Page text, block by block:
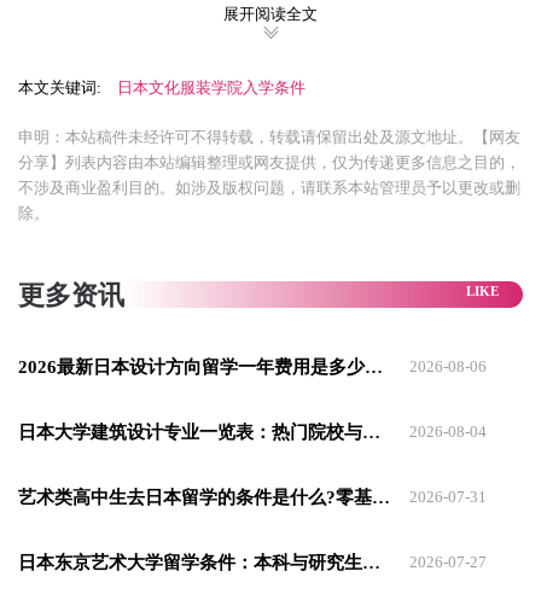
入学申请
1 作品集水平 2 语言成绩 3签证材料完成度 4面试结果
者。
(2)在国外受过12年学校教育或以上及3月31日前预定毕业者、或
认定者。
展开阅读全文
本文关键词: 日本文化服装学院入学条件
申明：本站稿件未经许可不得转载，转载请保留出处及源文地址。【网友
分享】列表内容由本站编辑整理或网友提供，仅为传递更多信息之目的，
不涉及商业盈利目的。如涉及版权问题，请联系本站管理员予以更改或删
除。
更多资讯
2026最新日本设计方向留学一年费用是多少钱 设计专业解析 2026-08-06
日本大学建筑设计专业一览表：热门院校与专业特色介绍 2026-08-04
艺术类高中生去日本留学的条件是什么?零基础也能看懂的准入门槛 2026-07-31
日本东京艺术大学留学条件：本科与研究生申请全攻略 2026-07-27